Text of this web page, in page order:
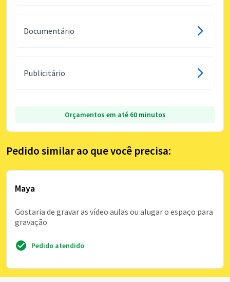
Documentário
Publicitário
Orçamentos em até 60 minutos
Pedido similar ao que você precisa:
Maya
Gostaria de gravar as vídeo aulas ou alugar o espaço para
gravação
Pedido atendido